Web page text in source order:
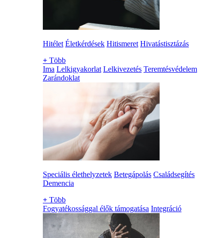
Hitélet Életkérdések Hitismeret Hivatástisztázás
+ Több
Ima Lelkigyakorlat Lelkivezetés Teremtésvédelem
Zarándoklat
Speciális élethelyzetek Betegápolás Családsegítés
Demencia
+ Több
Fogyatékossággal élők támogatása Integráció